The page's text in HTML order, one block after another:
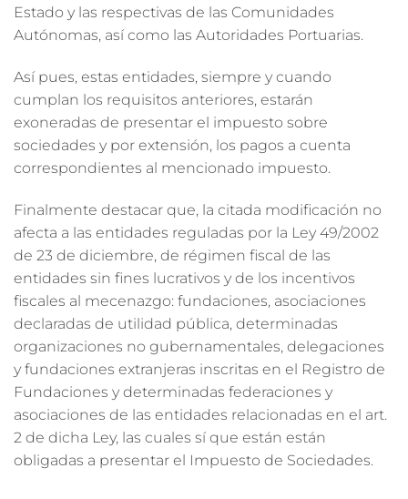
Estado y las respectivas de las Comunidades
Autónomas, así como las Autoridades Portuarias.
Así pues, estas entidades, siempre y cuando
cumplan los requisitos anteriores, estarán
exoneradas de presentar el impuesto sobre
sociedades y por extensión, los pagos a cuenta
correspondientes al mencionado impuesto.
Finalmente destacar que, la citada modificación no
afecta a las entidades reguladas por la Ley 49/2002
de 23 de diciembre, de régimen fiscal de las
entidades sin fines lucrativos y de los incentivos
fiscales al mecenazgo: fundaciones, asociaciones
declaradas de utilidad pública, determinadas
organizaciones no gubernamentales, delegaciones
y fundaciones extranjeras inscritas en el Registro de
Fundaciones y determinadas federaciones y
asociaciones de las entidades relacionadas en el art.
2 de dicha Ley, las cuales sí que están están
obligadas a presentar el Impuesto de Sociedades.